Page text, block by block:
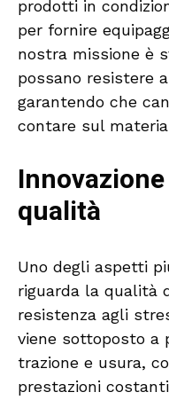
prodotti in
per fornire
nostra missione è
possano resistere
garantendo che
contare sul
qualità
Uno degli aspetti
riguarda la qualità
resistenza agli
viene sottoposto a
trazione e usura,
prestazioni